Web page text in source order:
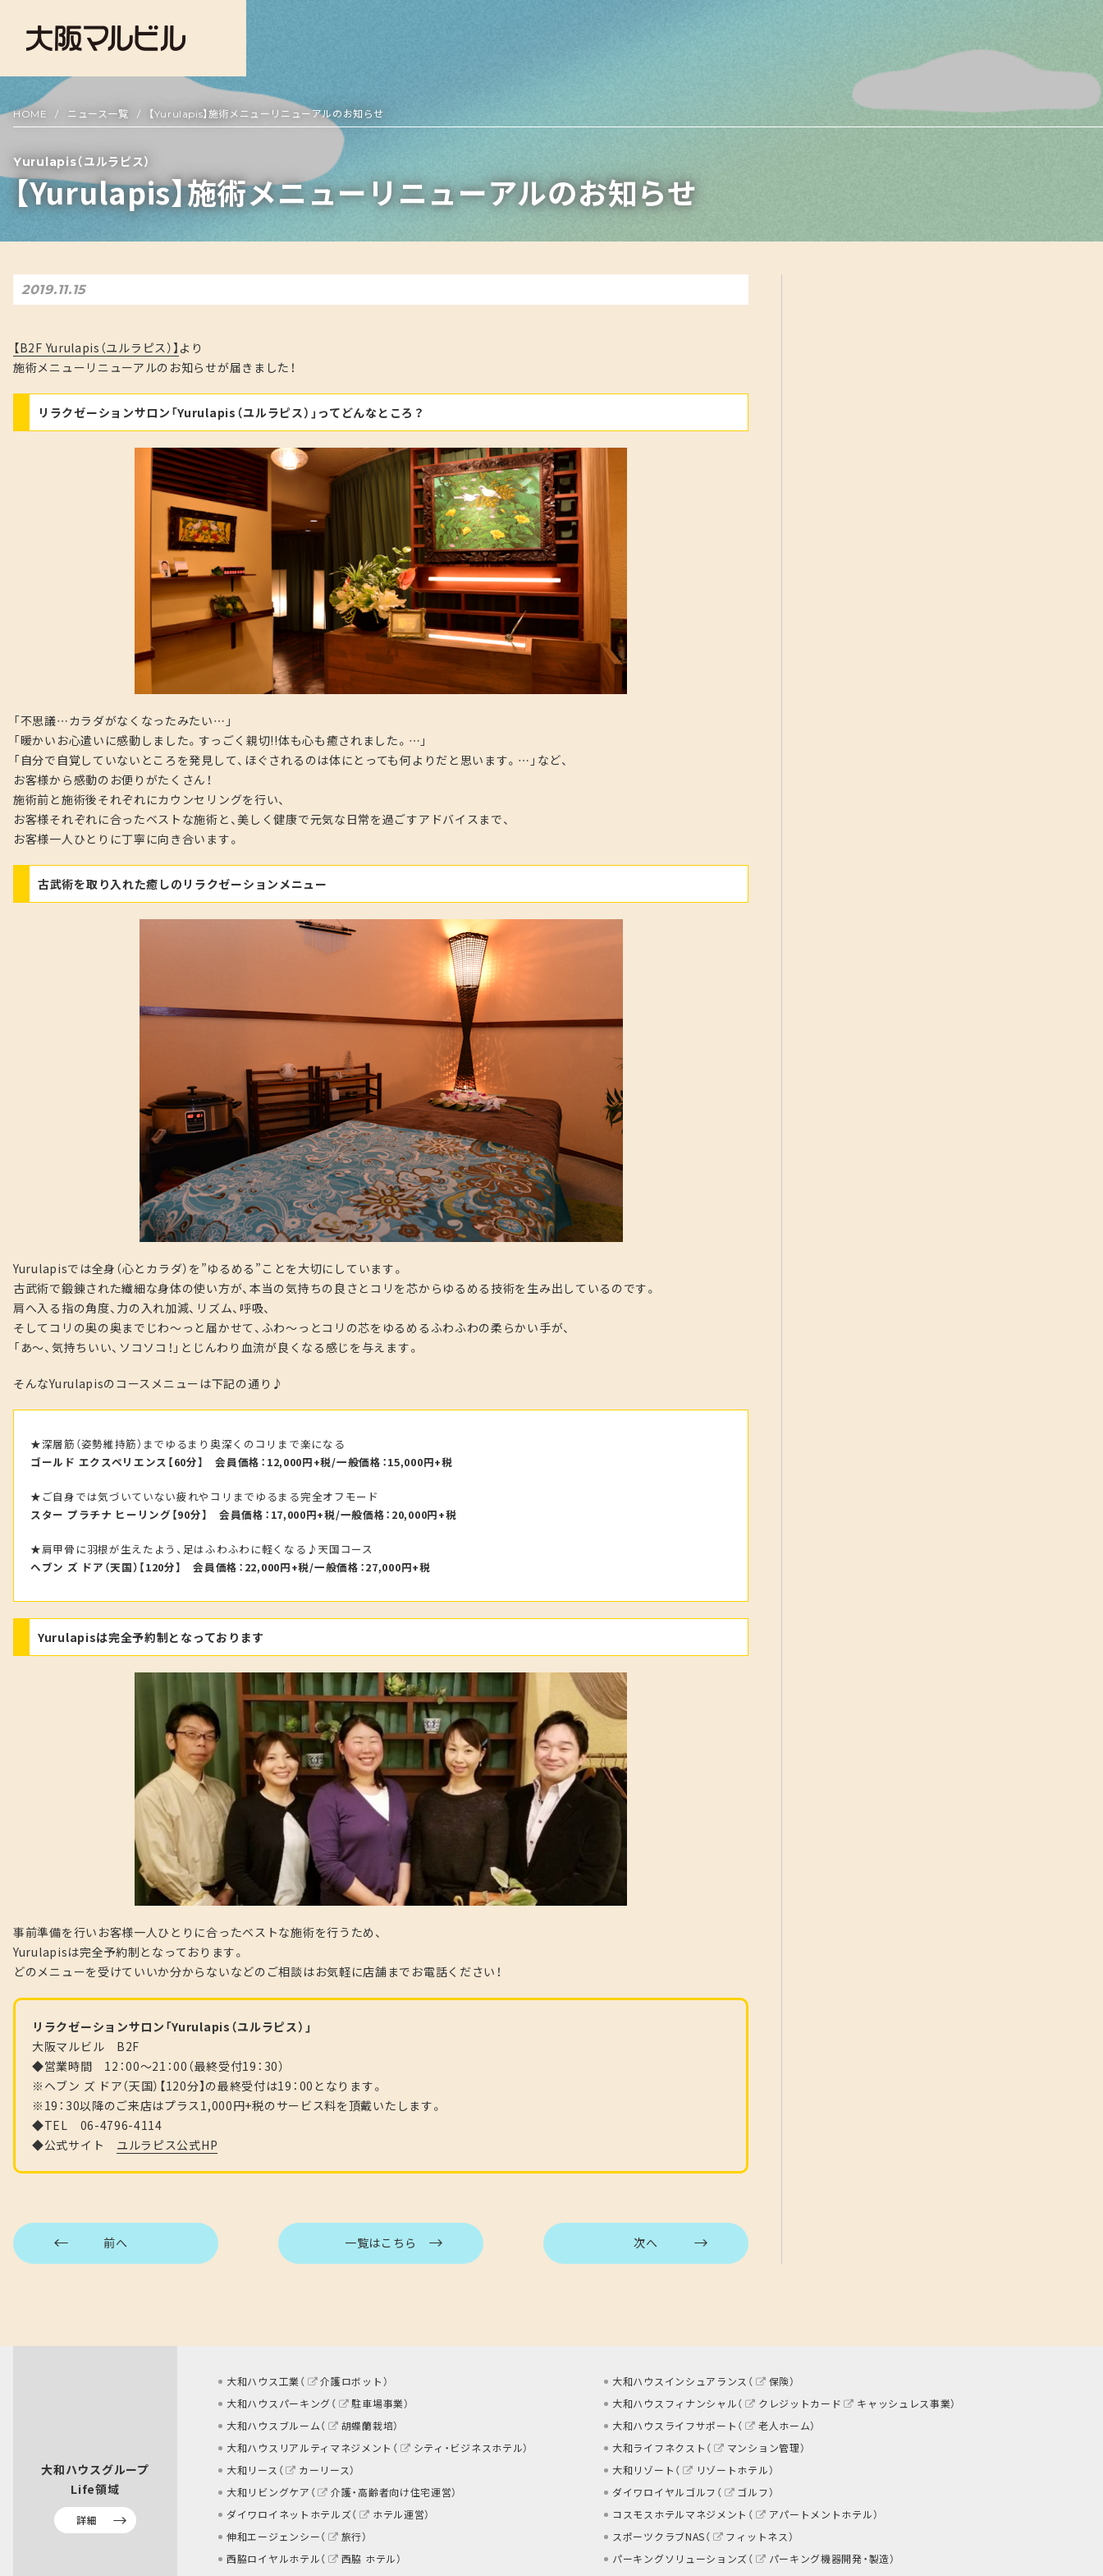
HOME ニュース一覧 【Yurulapis】施術メニューリニューアルのお知らせ
Yurulapis（ユルラピス）
【Yurulapis】施術メニューリニューアルのお知らせ
2019.11.15
【B2F Yurulapis（ユルラピス）】 より
施術メニューリニューアルのお知らせが届きました！
リラクゼーションサロン「Yurulapis（ユルラピス）」ってどんなところ？
「不思議…カラダがなくなったみたい…」
「暖かいお心遣いに感動しました。すっごく親切!!体も心も癒されました。…」
「自分で自覚していないところを発見して、ほぐされるのは体にとっても何よりだと思います。…」など、
お客様から感動のお便りがたくさん！
施術前と施術後それぞれにカウンセリングを行い、
お客様それぞれに合ったベストな施術と、美しく健康で元気な日常を過ごすアドバイスまで、
お客様一人ひとりに丁寧に向き合います。
古武術を取り入れた癒しのリラクゼーションメニュー
Yurulapisでは全身（心とカラダ）を”ゆるめる”ことを大切にしています。
古武術で鍛錬された繊細な身体の使い方が、本当の気持ちの良さとコリを芯からゆるめる技術を生み出しているのです。
肩へ入る指の角度、力の入れ加減、リズム、呼吸、
そしてコリの奥の奥までじわ～っと届かせて、ふわ～っとコリの芯をゆるめるふわふわの柔らかい手が、
「あ～、気持ちいい、ソコソコ！」とじんわり血流が良くなる感じを与えます。
そんなYurulapisのコースメニューは下記の通り♪
★深層筋（姿勢維持筋）までゆるまり奥深くのコリまで楽になる
ゴールド エクスペリエンス【60分】 会員価格：12,000円+税/一般価格：15,000円+税
★ご自身では気づいていない疲れやコリまでゆるまる完全オフモード
スター プラチナ ヒーリング【90分】 会員価格：17,000円+税/一般価格：20,000円+税
★肩甲骨に羽根が生えたよう、足はふわふわに軽くなる♪天国コース
ヘブン ズ ドア（天国）【120分】 会員価格：22,000円+税/一般価格：27,000円+税
Yurulapisは完全予約制となっております
事前準備を行いお客様一人ひとりに合ったベストな施術を行うため、
Yurulapisは完全予約制となっております。
どのメニューを受けていいか分からないなどのご相談はお気軽に店舗までお電話ください！
リラクゼーションサロン「Yurulapis（ユルラピス）」
大阪マルビル B2F
◆営業時間 12：00～21：00（最終受付19：30）
※ヘブン ズ ドア（天国）【120分】の最終受付は19：00となります。
※19：30以降のご来店はプラス1,000円+税のサービス料を頂戴いたします。
◆TEL 06-4796-4114
◆公式サイト ユルラピス公式HP
前へ 一覧はこちら 次へ
大和ハウスグループ
Life領域
詳細
大和ハウス工業（ 介護ロボット） 大和ハウスインシュアランス（ 保険）
大和ハウスパーキング（
駐車場事業） 大和ハウスフィナンシャル（ クレジットカード キャッシュレス事業）
大和ハウスブルーム（
胡蝶蘭栽培） 大和ハウスライフサポート（ 老人ホーム）
大和ハウスリアルティマネジメント（
シティ・ビジネスホテル） 大和ライフネクスト（ マンション管理）
大和リース（
カーリース） 大和リゾート（ リゾートホテル）
大和リビングケア（
介護・高齢者向け住宅運営） ダイワロイヤルゴルフ（ ゴルフ）
ダイワロイネットホテルズ（
ホテル運営） コスモスホテルマネジメント（ アパートメントホテル）
伸和エージェンシー（
旅行） スポーツクラブNAS（ フィットネス）
西脇ロイヤルホテル（
西脇 ホテル） パーキングソリューションズ（ パーキング機器開発・製造）